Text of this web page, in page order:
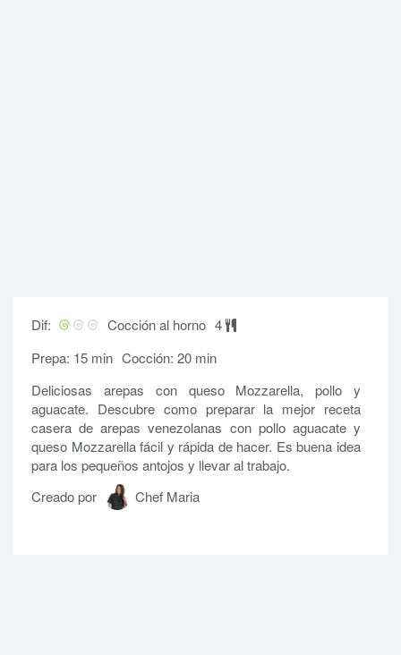
Dif: Cocción al horno 4
Prepa: 15 min Cocción: 20 min
Deliciosas arepas con queso Mozzarella, pollo y
aguacate. Descubre como preparar la mejor receta
casera de arepas venezolanas con pollo aguacate y
queso Mozzarella fácil y rápida de hacer. Es buena idea
para los pequeños antojos y llevar al trabajo.
Creado por
Chef Maria